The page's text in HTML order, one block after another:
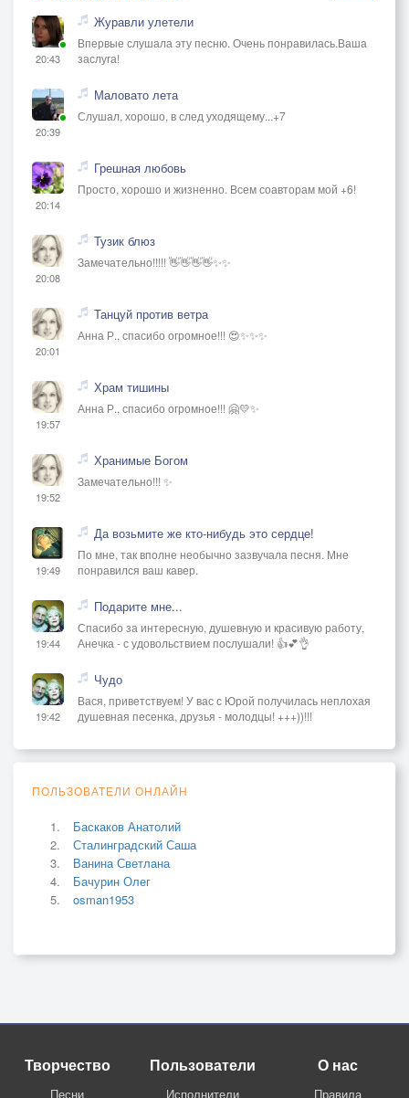
20:43
Журавли улетели
Впервые слушала эту песню. Очень понравилась.Ваша
заслуга!
20:39
Маловато лета
Слушал, хорошо, в след уходящему...+7
20:14
Грешная любовь
Просто, хорошо и жизненно. Всем соавторам мой +6!
20:08
Тузик блюз
Замечательно!!!!! 👋👋👋👋✨✨
20:01
Танцуй против ветра
Анна Р., спасибо огромное!!! 😍✨✨✨
19:57
Храм тишины
Анна Р., спасибо огромное!!! 🤗💛✨
19:52
Хранимые Богом
Замечательно!!! ✨
19:49
Да возьмите же кто-нибудь это сердце!
По мне, так вполне необычно зазвучала песня. Мне
понравился ваш кавер.
19:44
Подарите мне...
Спасибо за интересную, душевную и красивую работу,
Анечка - с удовольствием послушали! 👍💕👌
19:42
Чудо
Вася, приветствуем! У вас с Юрой получилась неплохая
душевная песенка, друзья - молодцы! +++))!!!
ПОЛЬЗОВАТЕЛИ ОНЛАЙН
Баскаков Анатолий
Сталинградский Саша
Ванина Светлана
Бачурин Олег
osman1953
Творчество
Песни
Пользователи
Исполнители
О нас
Правила